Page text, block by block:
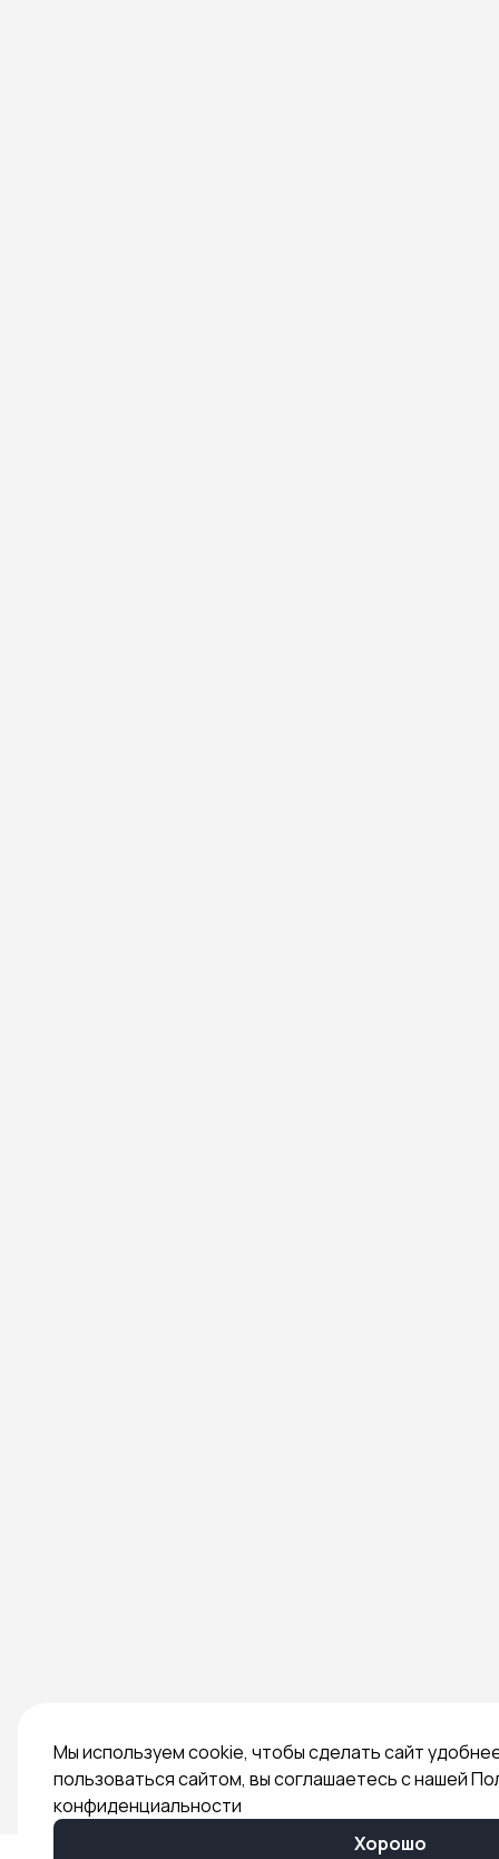
Мы используем cookie, чтобы сделать сайт
пользоваться сайтом, вы соглашаетесь с нашей
конфиденциальности
Хорошо